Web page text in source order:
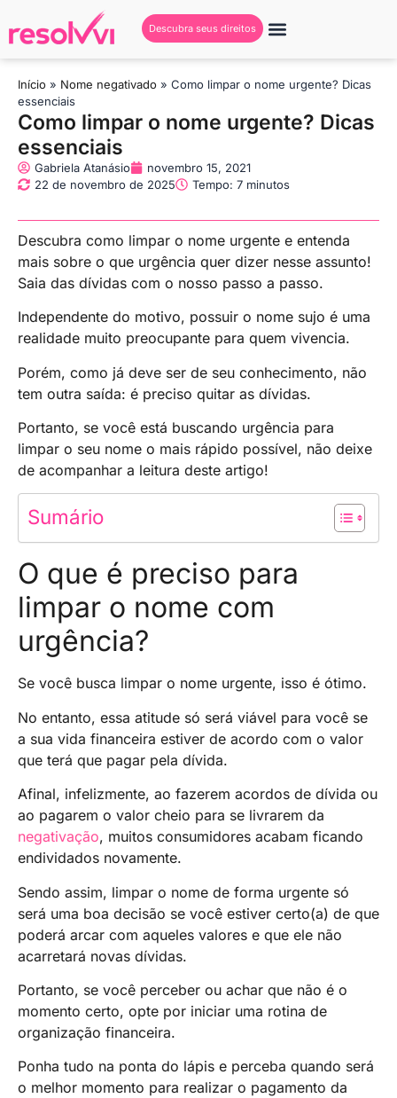
Descubra seus direitos
Início » Nome negativado » Como limpar o nome urgente? Dicas
essenciais
Como limpar o nome urgente? Dicas
essenciais
Gabriela Atanásio
novembro 15, 2021
22 de novembro de 2025
Tempo: 7 minutos
Descubra como limpar o nome urgente e entenda
mais sobre o que urgência quer dizer nesse assunto!
Saia das dívidas com o nosso passo a passo.
Independente do motivo, possuir o nome sujo é uma
realidade muito preocupante para quem vivencia.
Porém, como já deve ser de seu conhecimento, não
tem outra saída: é preciso quitar as dívidas.
Portanto, se você está buscando urgência para
limpar o seu nome o mais rápido possível, não deixe
de acompanhar a leitura deste artigo!
Sumário
O que é preciso para
limpar o nome com
urgência?
Se você busca limpar o nome urgente, isso é ótimo.
No entanto, essa atitude só será viável para você se
a sua vida financeira estiver de acordo com o valor
que terá que pagar pela dívida.
Afinal, infelizmente, ao fazerem acordos de dívida ou
ao pagarem o valor cheio para se livrarem da
negativação, muitos consumidores acabam ficando
endividados novamente.
Sendo assim, limpar o nome de forma urgente só
será uma boa decisão se você estiver certo(a) de que
poderá arcar com aqueles valores e que ele não
acarretará novas dívidas.
Portanto, se você perceber ou achar que não é o
momento certo, opte por iniciar uma rotina de
organização financeira.
Ponha tudo na ponta do lápis e perceba quando será
o melhor momento para realizar o pagamento da